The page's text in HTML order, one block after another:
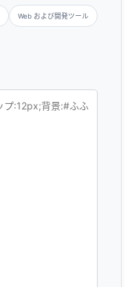
Web および開発ツール